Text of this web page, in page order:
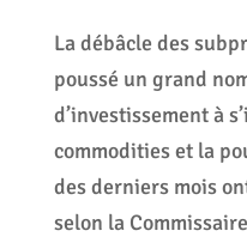
La débâcle des
poussé un grand
d’investissement à
commodities et la
des derniers mois
selon la